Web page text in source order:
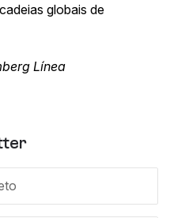
globais de
Línea